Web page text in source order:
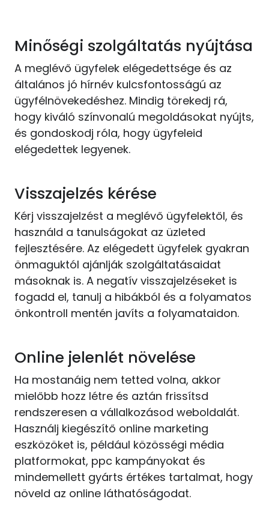
Minőségi szolgáltatás nyújtása
A meglévő ügyfelek elégedettsége és az
általános jó hírnév kulcsfontosságú az
ügyfélnövekedéshez. Mindig törekedj rá,
hogy kiváló színvonalú megoldásokat nyújts,
és gondoskodj róla, hogy ügyfeleid
elégedettek legyenek.
Visszajelzés kérése
Kérj visszajelzést a meglévő ügyfelektől, és
használd a tanulságokat az üzleted
fejlesztésére. Az elégedett ügyfelek gyakran
önmaguktól ajánlják szolgáltatásaidat
másoknak is. A negatív visszajelzéseket is
fogadd el, tanulj a hibákból és a folyamatos
önkontroll mentén javíts a folyamataidon.
Online jelenlét növelése
Ha mostanáig nem tetted volna, akkor
mielőbb hozz létre és aztán frissítsd
rendszeresen a vállalkozásod weboldalát.
Használj kiegészítő online marketing
eszközöket is, például közösségi média
platformokat, ppc kampányokat és
mindemellett gyárts értékes tartalmat, hogy
növeld az online láthatóságodat.